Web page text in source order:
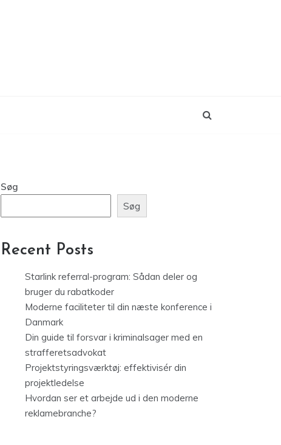
Søg
Søg
Recent Posts
Starlink referral-program: Sådan deler og
bruger du rabatkoder
Moderne faciliteter til din næste konference i
Danmark
Din guide til forsvar i kriminalsager med en
strafferetsadvokat
Projektstyringsværktøj: effektivisér din
projektledelse
Hvordan ser et arbejde ud i den moderne
reklamebranche?